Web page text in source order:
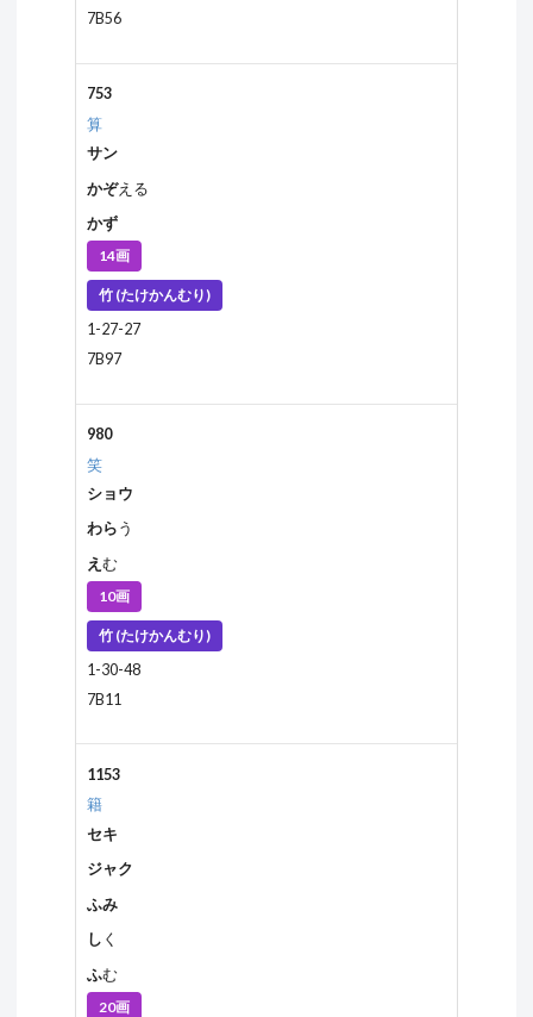
7B56
753
算
サン
かぞえる
かず
14画
竹 (たけかんむり)
1-27-27
7B97
980
笑
ショウ
わら う
えむ
10画
竹 (たけかんむり)
1-30-48
7B11
1153
籍
セキ
ジャク
ふみ
し く
ふむ
20画